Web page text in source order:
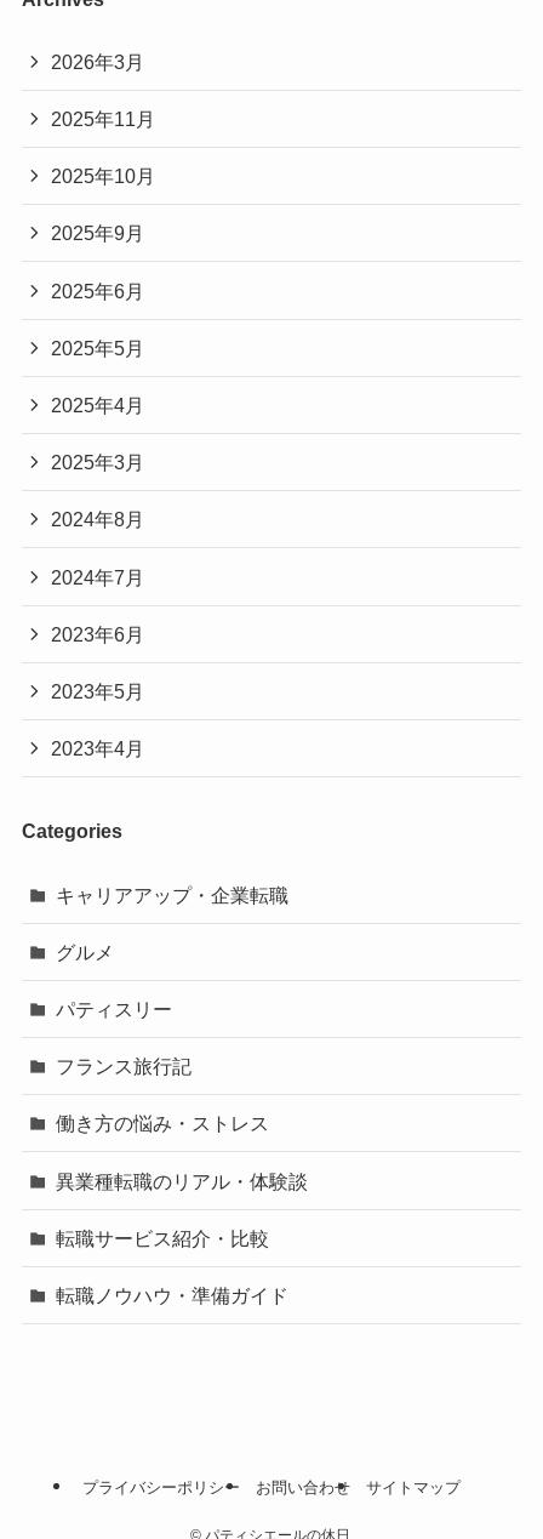
2026年3月
2025年11月
2025年10月
2025年9月
2025年6月
2025年5月
2025年4月
2025年3月
2024年8月
2024年7月
2023年6月
2023年5月
2023年4月
Categories
キャリアアップ・企業転職
グルメ
パティスリー
フランス旅行記
働き方の悩み・ストレス
異業種転職のリアル・体験談
転職サービス紹介・比較
転職ノウハウ・準備ガイド
プライバシーポリシー お問い合わせ サイトマップ
©パティシエールの休日.